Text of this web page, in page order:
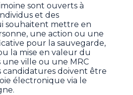
sont ouverts à
et des
souhaitent mettre en
une action ou une
pour la sauvegarde,
la mise en valeur du
une ville ou une MRC
candidatures doivent être
électronique via le